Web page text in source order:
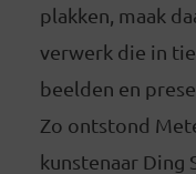
plakken, maak
verwerk die in
beelden en
Zo ontstond
kunstenaar Ding